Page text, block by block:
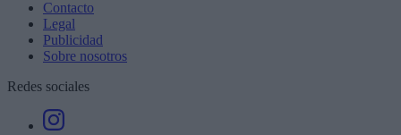
Contacto
Legal
Publicidad
Sobre nosotros
Redes sociales